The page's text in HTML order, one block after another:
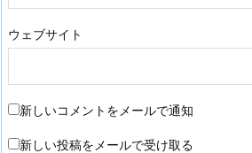
ウェブサイト
新しいコメントをメールで通知
新しい投稿をメールで受け取る